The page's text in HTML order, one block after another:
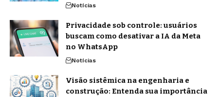
Notícias
Privacidade sob controle: usuários
buscam como desativar a IA da Meta
no WhatsApp
Notícias
Visão sistêmica na engenharia e
construção: Entenda sua importância